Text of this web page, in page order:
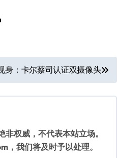
身：卡尔蔡司认证双摄像头
权威，不代表本站立场。
我们将及时予以处理。